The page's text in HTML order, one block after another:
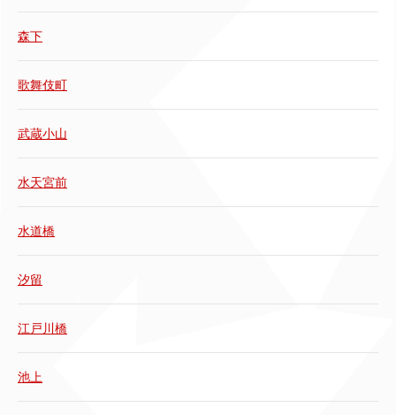
森下
歌舞伎町
武蔵小山
水天宮前
水道橋
汐留
江戸川橋
池上